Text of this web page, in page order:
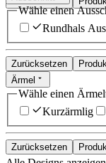
Wähle einen
Rundhals
Zurücksetzen
Ärmel
Wähle einen
Kurzärmlig
Zurücksetzen